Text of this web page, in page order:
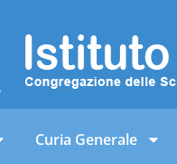
Curia Generale